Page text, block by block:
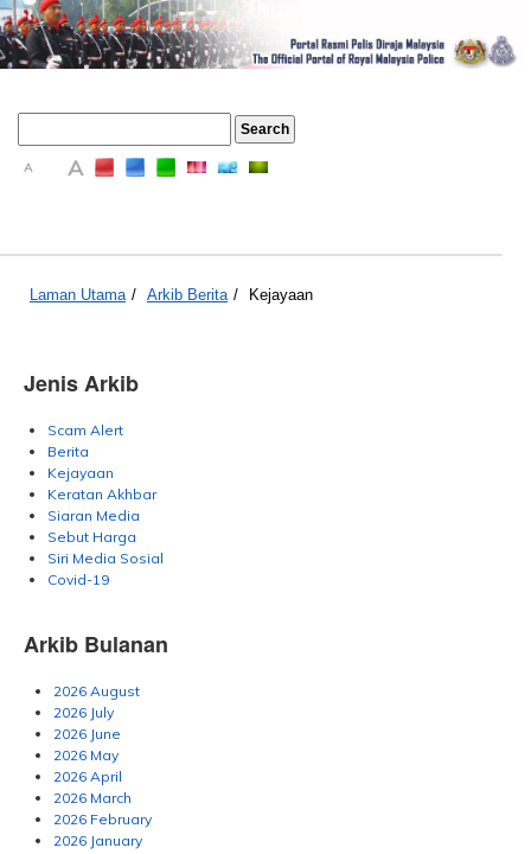
A A
Laman Utama / Arkib Berita / Kejayaan
Jenis Arkib
Scam Alert
Berita
Kejayaan
Keratan Akhbar
Siaran Media
Sebut Harga
Siri Media Sosial
Covid-19
Arkib Bulanan
2026 August
2026 July
2026 June
2026 May
2026 April
2026 March
2026 February
2026 January